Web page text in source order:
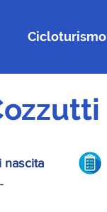
Cicloturismo
nascita
-